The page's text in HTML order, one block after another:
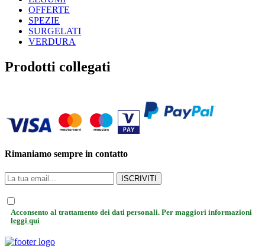
OFFERTE
SPEZIE
SURGELATI
VERDURA
Prodotti collegati
Rimaniamo sempre in contatto
ISCRIVITI
Acconsento al trattamento dei dati personali. Per maggiori informazioni
leggi qui